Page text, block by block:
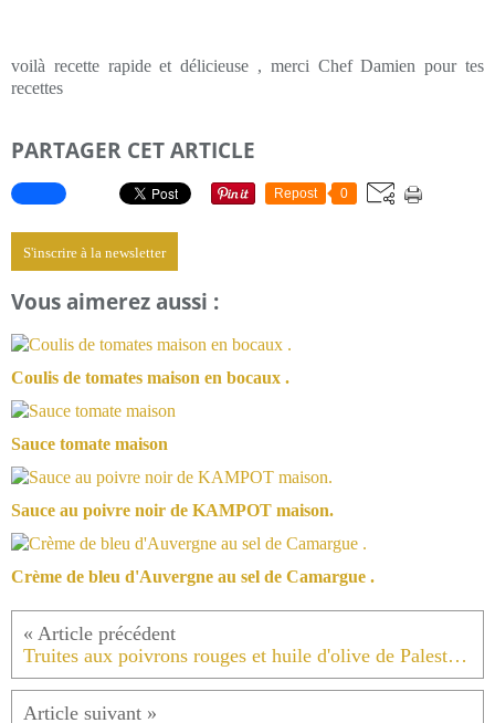
voilà recette rapide et délicieuse , merci Chef Damien pour tes
recettes
PARTAGER CET ARTICLE
Repost 0
S'inscrire à la newsletter
Vous aimerez aussi :
Coulis de tomates maison en bocaux .
Sauce tomate maison
Sauce au poivre noir de KAMPOT maison.
Crème de bleu d'Auvergne au sel de Camargue .
Truites aux poivrons rouges et huile d'olive de Palestine.